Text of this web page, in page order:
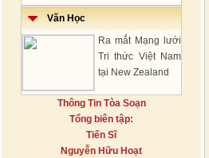
Văn Học
Ra mắt Mạng lưới
Tri thức Việt Nam
tại New Zealand
Thông Tin Tòa Soạn
Tổng biên tập:
Tiến Sĩ
Nguyễn Hữu Hoạt